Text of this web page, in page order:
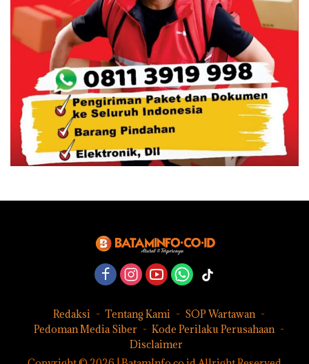
Redaksi Tentang Kami
SOP Wartawan
Pedoman Media Siber
Kode Perilaku Perusahaan
Disclaimer